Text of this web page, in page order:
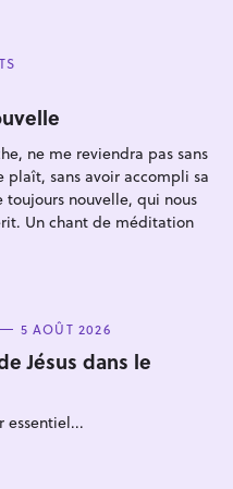
ne me reviendra pas sans
sans avoir accompli sa
toujours nouvelle, qui nous
Un chant de méditation
5 AOÛT 2026
Jésus dans le
essentiel...